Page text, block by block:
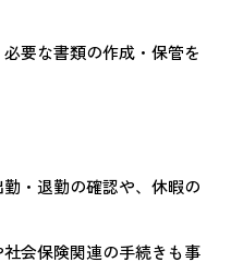
要な書類の作成・保管を
・退勤の確認や、休暇の
会保険関連の手続きも事